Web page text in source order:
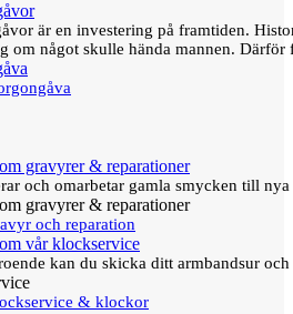
är en investering på framtiden.
om något skulle hända mannen.
gravyrer & reparationer
och omarbetar gamla smycken till
gravyrer & reparationer
och reparation
vår klockservice
kan du skicka ditt armbandsur
& klockor